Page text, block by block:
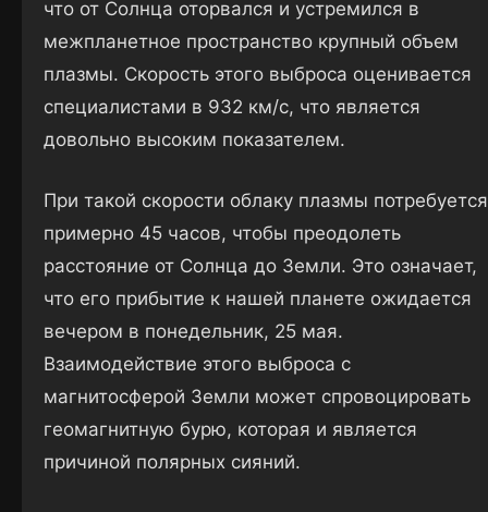
что от Солнца оторвался и устремился в
межпланетное пространство крупный объем
плазмы. Скорость этого выброса оценивается
специалистами в 932 км/с, что является
довольно высоким показателем.
При такой скорости облаку плазмы потребуется
примерно 45 часов, чтобы преодолеть
расстояние от Солнца до Земли. Это означает,
что его прибытие к нашей планете ожидается
вечером в понедельник, 25 мая.
Взаимодействие этого выброса с
магнитосферой Земли может спровоцировать
геомагнитную бурю, которая и является
причиной полярных сияний.